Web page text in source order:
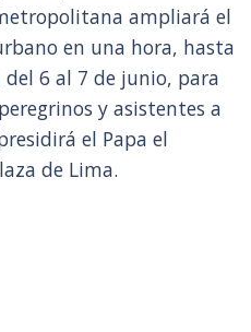
ampliará el
en una hora, hasta
6 al 7 de junio, para
y asistentes a
el Papa el
de Lima.